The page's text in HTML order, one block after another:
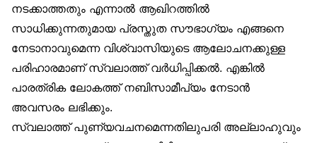
നടക്കാത്തതും എന്നാൽ ആഖിറത്തിൽ
സാധിക്കുന്നതുമായ പ്രസ്തുത സൗഭാഗ്യം എങ്ങനെ
നേടാനാവുമെന്ന വിശ്വാസിയുടെ ആലോചനക്കുള്ള
പരിഹാരമാണ് സ്വലാത്ത് വർധിപ്പിക്കൽ. എങ്കിൽ
പാരത്രിക ലോകത്ത് നബിസാമീപ്യം നേടാൻ
അവസരം ലഭിക്കും.
സ്വലാത്ത് പുണ്യവചനമെന്നതിലുപരി അല്ലാഹുവും